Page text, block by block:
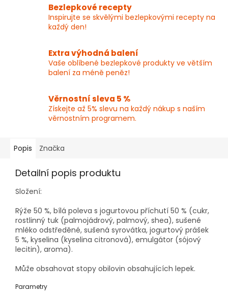
Bezlepkové recepty
Inspirujte se skvělými bezlepkovými recepty na
každý den!
Extra výhodná balení
Vaše oblíbené bezlepkové produkty ve větším
balení za méně peněz!
Věrnostní sleva 5 %
Získejte až 5% slevu na každý nákup s naším
věrnostním programem.
Popis Značka
Detailní popis produktu
Složení:
Rýže 50 %, bílá poleva s jogurtovou příchutí 50 % (cukr,
rostlinný tuk (palmojádrový, palmový, shea), sušené
mléko odstředěné, sušená syrovátka, jogurtový prášek
5 %, kyselina (kyselina citronová), emulgátor (sójový
lecitin), aroma).
Může obsahovat stopy obilovin obsahujících lepek.
Parametry